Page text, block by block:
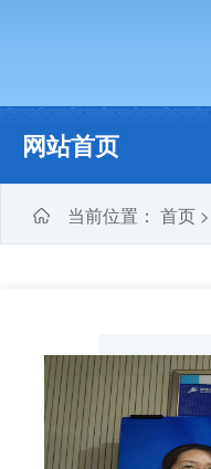
网站首页
当前位置： 首页 >